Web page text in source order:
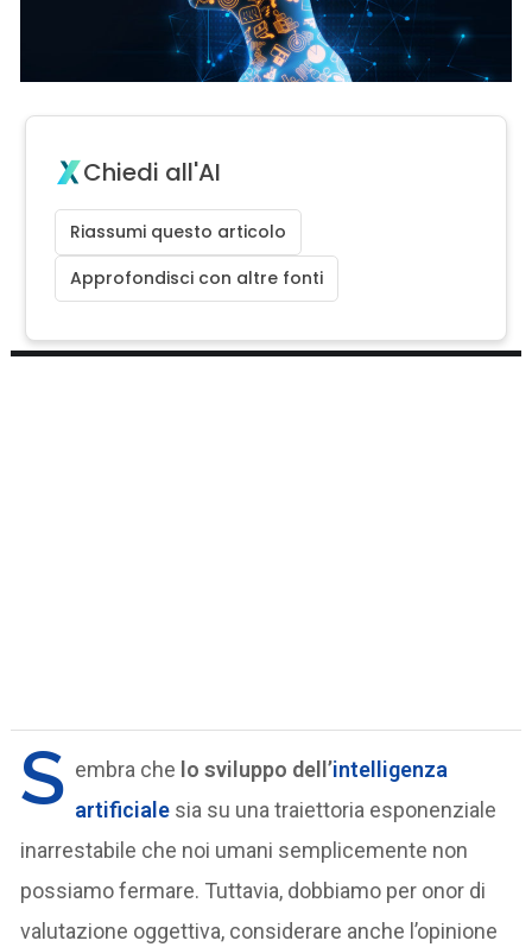
Chiedi all'AI
Riassumi questo articolo
Approfondisci con altre fonti
S embra che lo sviluppo dell’intelligenza
artificiale sia su una traiettoria esponenziale
inarrestabile che noi umani semplicemente non
possiamo fermare. Tuttavia, dobbiamo per onor di
valutazione oggettiva, considerare anche l’opinione